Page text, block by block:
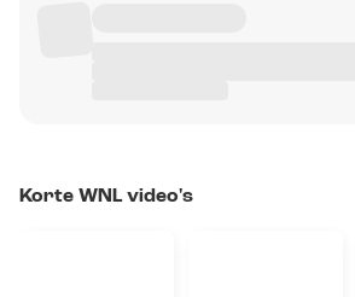
Korte WNL video's